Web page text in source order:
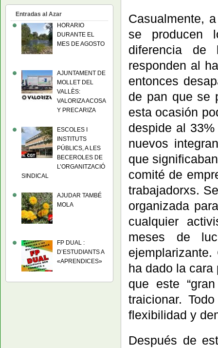
Casualmente,
se producen
diferencia de
responden al
entonces
de pan que se
esta ocasión
despide al
nuevos
que
comité de
trabajadorxs.
organizada
cualquier
meses de
ha dado la
que este
traicionar.
flexibilidad y
Después de
Entradas al Azar
HORARIO
DURANTE EL
MES DE AGOSTO
AJUNTAMENT DE
MOLLET DEL
VALLÈS:
VALORIZA ACOSA
Y PRECARIZA
ESCOLES I
INSTITUTS
PÚBLICS, A LES
BECEROLES DE
L’ORGANITZACIÓ
SINDICAL
AJUDAR TAMBÉ
MOLA
FP DUAL :
D’ESTUDIANTS A
«APRENDICES»